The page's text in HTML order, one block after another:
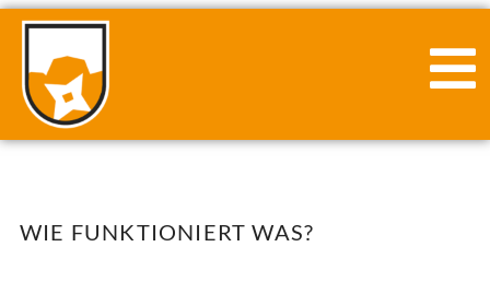
WIE FUNKTIONIERT WAS?